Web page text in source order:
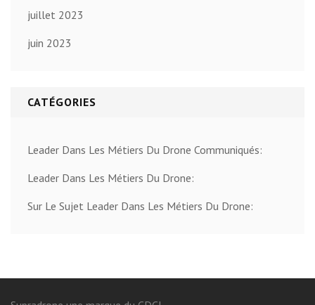
juillet 2023
juin 2023
CATÉGORIES
Leader Dans Les Métiers Du Drone Communiqués:
Leader Dans Les Métiers Du Drone:
Sur Le Sujet Leader Dans Les Métiers Du Drone: